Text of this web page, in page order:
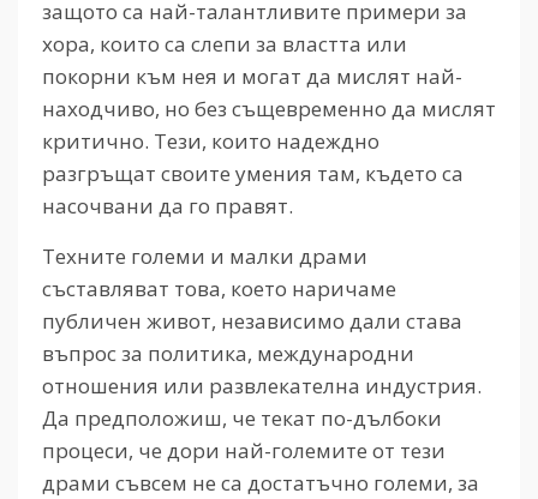
защото са най-талантливите примери за
хора, които са слепи за властта или
покорни към нея и могат да мислят най-
находчиво, но без същевременно да мислят
критично. Тези, които надеждно
разгръщат своите умения там, където са
насочвани да го правят.
Техните големи и малки драми
съставляват това, което наричаме
публичен живот, независимо дали става
въпрос за политика, международни
отношения или развлекателна индустрия.
Да предположиш, че текат по-дълбоки
процеси, че дори най-големите от тези
драми съвсем не са достатъчно големи, за